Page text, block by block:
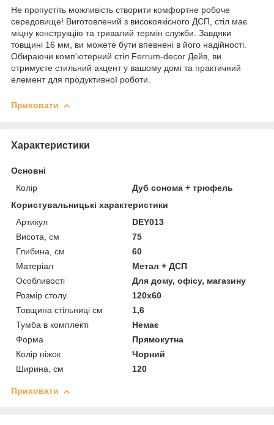
Не пропустіть можливість створити комфортне робоче
середовище! Виготовлений з високоякісного ДСП, стіл має
міцну конструкцію та тривалий термін служби. Завдяки
товщині 16 мм, ви можете бути впевнені в його надійності.
Обираючи комп'ютерний стіл Ferrum-decor Дейв, ви
отримуєте стильний акцент у вашому домі та практичний
елемент для продуктивної роботи.
Приховати
Характеристики
Основні
Колір
Дуб сонома + трюфель
Користувальницькі характеристики
Артикул
DEY013
Висота, см
75
Глибина, см
60
Матеріал
Метал + ДСП
Особливості
Для дому, офісу, магазину
Розмір столу
120х60
Товщина стільниці см
1,6
Тумба в комплекті
Немає
Форма
Прямокутна
Колір ніжок
Чорний
Ширина, см
120
Приховати